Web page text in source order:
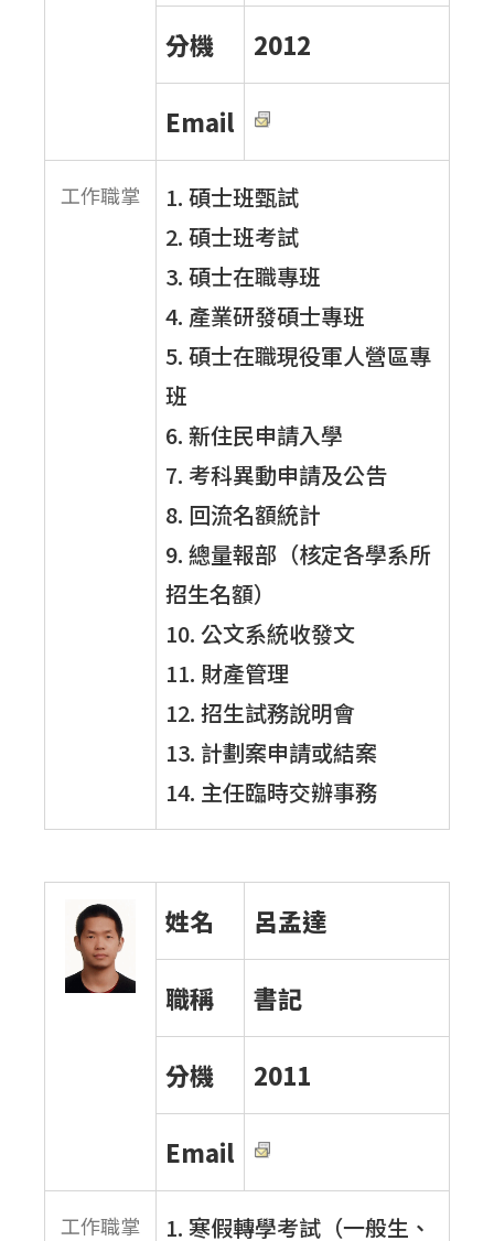
分機 2012
Email
工作職掌
1. 碩士班甄試
2. 碩士班考試
3. 碩士在職專班
4. 產業研發碩士專班
5. 碩士在職現役軍人營區專
班
6. 新住民申請入學
7. 考科異動申請及公告
8. 回流名額統計
9. 總量報部（核定各學系所
招生名額）
10. 公文系統收發文
11. 財產管理
12. 招生試務說明會
13. 計劃案申請或結案
14. 主任臨時交辦事務
姓名 呂孟達
職稱 書記
分機 2011
Email
工作職掌 1. 寒假轉學考試（一般生、